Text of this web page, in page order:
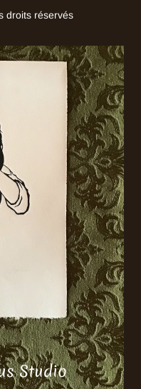
droits réservés
Studio